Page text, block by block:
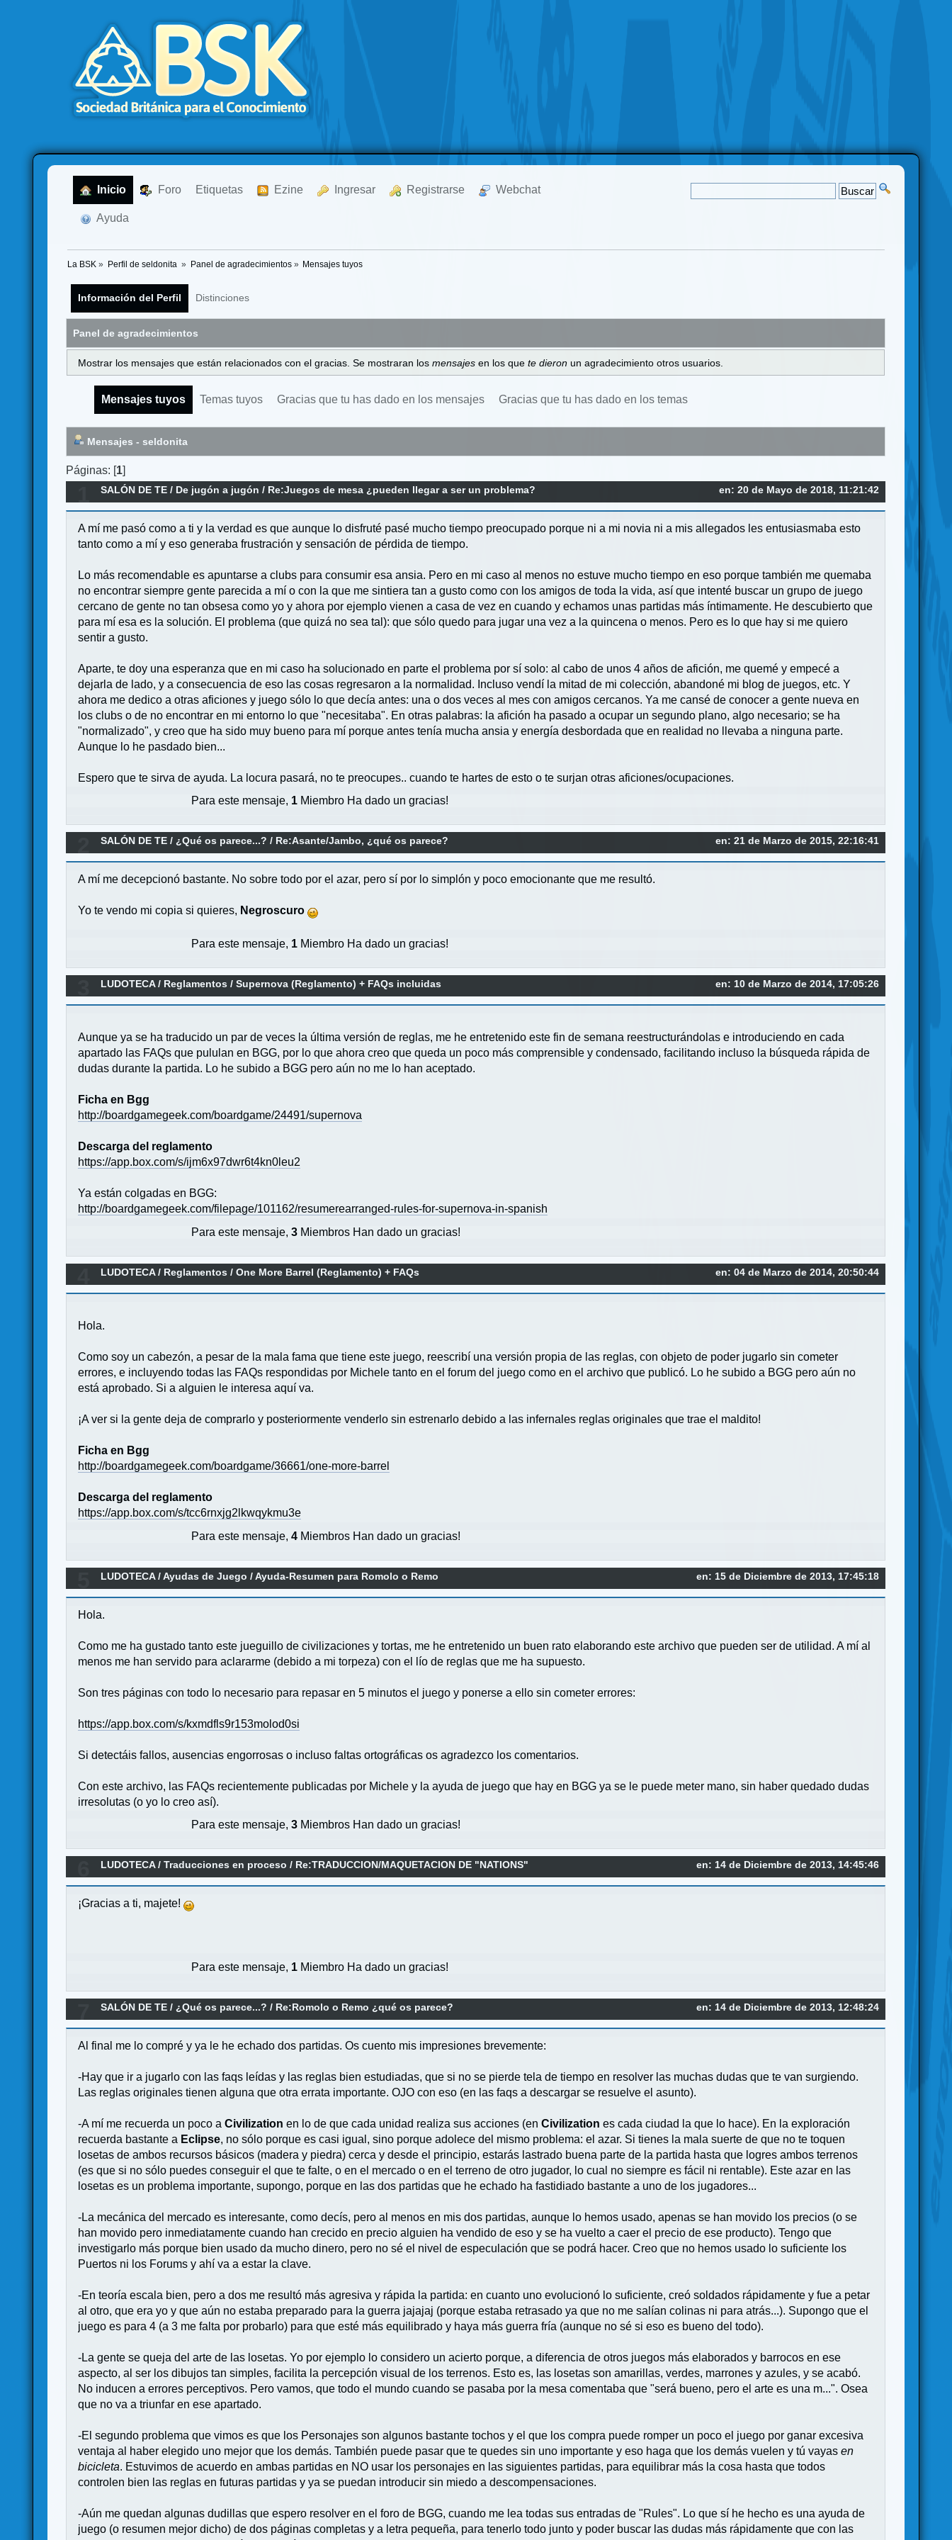
Inicio Foro Etiquetas Ezine Ingresar Registrarse Webchat
Ayuda
La BSK » Perfil de seldonita » Panel de agradecimientos» Mensajes tuyos
Información del Perfil Distinciones
Panel de agradecimientos
Mostrar los mensajes que están relacionados con el gracias. Se mostraran los mensajes en los que te dieron un agradecimiento otros usuarios.
Mensajes tuyos Temas tuyos Gracias que tu has dado en los mensajes Gracias que tu has dado en los temas
Mensajes - seldonita
Páginas: [1]
en: 20 de Mayo de 2018, 11:21:42
SALÓN DE TE / De jugón a jugón / Re:Juegos de mesa ¿pueden llegar a ser un problema?
A mí me pasó como a ti y la verdad es que aunque lo disfruté pasé mucho tiempo preocupado porque ni a mi novia ni a mis allegados les entusiasmaba esto
tanto como a mí y eso generaba frustración y sensación de pérdida de tiempo.
Lo más recomendable es apuntarse a clubs para consumir esa ansia. Pero en mi caso al menos no estuve mucho tiempo en eso porque también me quemaba
no encontrar siempre gente parecida a mí o con la que me sintiera tan a gusto como con los amigos de toda la vida, así que intenté buscar un grupo de juego
cercano de gente no tan obsesa como yo y ahora por ejemplo vienen a casa de vez en cuando y echamos unas partidas más íntimamente. He descubierto que
para mí esa es la solución. El problema (que quizá no sea tal): que sólo quedo para jugar una vez a la quincena o menos. Pero es lo que hay si me quiero
sentir a gusto.
Aparte, te doy una esperanza que en mi caso ha solucionado en parte el problema por sí solo: al cabo de unos 4 años de afición, me quemé y empecé a
dejarla de lado, y a consecuencia de eso las cosas regresaron a la normalidad. Incluso vendí la mitad de mi colección, abandoné mi blog de juegos, etc. Y
ahora me dedico a otras aficiones y juego sólo lo que decía antes: una o dos veces al mes con amigos cercanos. Ya me cansé de conocer a gente nueva en
los clubs o de no encontrar en mi entorno lo que "necesitaba". En otras palabras: la afición ha pasado a ocupar un segundo plano, algo necesario; se ha
"normalizado", y creo que ha sido muy bueno para mí porque antes tenía mucha ansia y energía desbordada que en realidad no llevaba a ninguna parte.
Aunque lo he pasdado bien...
Espero que te sirva de ayuda. La locura pasará, no te preocupes.. cuando te hartes de esto o te surjan otras aficiones/ocupaciones.
Para este mensaje, 1 Miembro Ha dado un gracias!
en: 21 de Marzo de 2015, 22:16:41
SALÓN DE TE /¿Qué os parece...? / Re:Asante/Jambo, ¿qué os parece?
A mí me decepcionó bastante. No sobre todo por el azar, pero sí por lo simplón y poco emocionante que me resultó.
Yo te vendo mi copia si quieres, Negroscuro
Para este mensaje, 1 Miembro Ha dado un gracias!
en: 10 de Marzo de 2014, 17:05:26
LUDOTECA/ Reglamentos /Supernova (Reglamento) + FAQs incluidas
Aunque ya se ha traducido un par de veces la última versión de reglas, me he entretenido este fin de semana reestructurándolas e introduciendo en cada
apartado las FAQs que pululan en BGG, por lo que ahora creo que queda un poco más comprensible y condensado, facilitando incluso la búsqueda rápida de
dudas durante la partida. Lo he subido a BGG pero aún no me lo han aceptado.
Ficha en Bgg
http://boardgamegeek.com/boardgame/24491/supernova
Descarga del reglamento
https://app.box.com/s/ijm6x97dwr6t4kn0leu2
Ya están colgadas en BGG:
http://boardgamegeek.com/filepage/101162/resumerearranged-rules-for-supernova-in-spanish
Para este mensaje,3 Miembros Han dado un gracias!
en: 04 de Marzo de 2014, 20:50:44
LUDOTECA/ Reglamentos /One More Barrel (Reglamento) + FAQs
Hola.
Como soy un cabezón, a pesar de la mala fama que tiene este juego, reescribí una versión propia de las reglas, con objeto de poder jugarlo sin cometer
errores, e incluyendo todas las FAQs respondidas por Michele tanto en el forum del juego como en el archivo que publicó. Lo he subido a BGG pero aún no
está aprobado. Si a alguien le interesa aquí va.
¡A ver si la gente deja de comprarlo y posteriormente venderlo sin estrenarlo debido a las infernales reglas originales que trae el maldito!
Ficha en Bgg
http://boardgamegeek.com/boardgame/36661/one-more-barrel
Descarga del reglamento
https://app.box.com/s/tcc6rnxjg2lkwqykmu3e
Para este mensaje,4 Miembros Han dado un gracias!
en: 15 de Diciembre de 2013, 17:45:18
LUDOTECA/Ayudas de Juego /Ayuda-Resumen para Romolo o Remo
Hola.
Como me ha gustado tanto este jueguillo de civilizaciones y tortas, me he entretenido un buen rato elaborando este archivo que pueden ser de utilidad. A mí al
menos me han servido para aclararme (debido a mi torpeza) con el lío de reglas que me ha supuesto.
Son tres páginas con todo lo necesario para repasar en 5 minutos el juego y ponerse a ello sin cometer errores:
https://app.box.com/s/kxmdfls9r153molod0si
Si detectáis fallos, ausencias engorrosas o incluso faltas ortográficas os agradezco los comentarios.
Con este archivo, las FAQs recientemente publicadas por Michele y la ayuda de juego que hay en BGG ya se le puede meter mano, sin haber quedado dudas
irresolutas (o yo lo creo así).
Para este mensaje,3 Miembros Han dado un gracias!
en: 14 de Diciembre de 2013, 14:45:46
LUDOTECA/Traducciones en proceso / Re:TRADUCCION/MAQUETACION DE "NATIONS"
¡Gracias a ti, majete!
Para este mensaje, 1 Miembro Ha dado un gracias!
en: 14 de Diciembre de 2013, 12:48:24
SALÓN DE TE /¿Qué os parece...? / Re:Romolo o Remo ¿qué os parece?
Al final me lo compré y ya le he echado dos partidas. Os cuento mis impresiones brevemente:
-Hay que ir a jugarlo con las faqs leídas y las reglas bien estudiadas, que si no se pierde tela de tiempo en resolver las muchas dudas que te van surgiendo.
Las reglas originales tienen alguna que otra errata importante. OJO con eso (en las faqs a descargar se resuelve el asunto).
-A mí me recuerda un poco aCivilizationen lo de que cada unidad realiza sus acciones (enCivilization es cada ciudad la que lo hace). En la exploración
recuerda bastante a Eclipse, no sólo porque es casi igual, sino porque adolece del mismo problema: el azar. Si tienes la mala suerte de que no te toquen
losetas de ambos recursos básicos (madera y piedra) cerca y desde el principio, estarás lastrado buena parte de la partida hasta que logres ambos terrenos
(es que si no sólo puedes conseguir el que te falte, o en el mercado o en el terreno de otro jugador, lo cual no siempre es fácil ni rentable). Este azar en las
losetas es un problema importante, supongo, porque en las dos partidas que he echado ha fastidiado bastante a uno de los jugadores...
-La mecánica del mercado es interesante, como decís, pero al menos en mis dos partidas, aunque lo hemos usado, apenas se han movido los precios (o se
han movido pero inmediatamente cuando han crecido en precio alguien ha vendido de eso y se ha vuelto a caer el precio de ese producto). Tengo que
investigarlo más porque bien usado da mucho dinero, pero no sé el nivel de especulación que se podrá hacer. Creo que no hemos usado lo suficiente los
Puertos ni los Forums y ahí va a estar la clave.
-En teoría escala bien, pero a dos me resultó más agresiva y rápida la partida: en cuanto uno evolucionó lo suficiente, creó soldados rápidamente y fue a petar
al otro, que era yo y que aún no estaba preparado para la guerra jajajaj (porque estaba retrasado ya que no me salían colinas ni para atrás...). Supongo que el
juego es para 4 (a 3 me falta por probarlo) para que esté más equilibrado y haya más guerra fría (aunque no sé si eso es bueno del todo).
-La gente se queja del arte de las losetas. Yo por ejemplo lo considero un acierto porque, a diferencia de otros juegos más elaborados y barrocos en ese
aspecto, al ser los dibujos tan simples, facilita la percepción visual de los terrenos. Esto es, las losetas son amarillas, verdes, marrones y azules, y se acabó.
No inducen a errores perceptivos. Pero vamos, que todo el mundo cuando se pasaba por la mesa comentaba que "será bueno, pero el arte es una m...". Osea
que no va a triunfar en ese apartado.
-El segundo problema que vimos es que los Personajes son algunos bastante tochos y el que los compra puede romper un poco el juego por ganar excesiva
ventaja al haber elegido uno mejor que los demás. También puede pasar que te quedes sin uno importante y eso haga que los demás vuelen y tú vayasen
bicicleta. Estuvimos de acuerdo en ambas partidas en NO usar los personajes en las siguientes partidas, para equilibrar más la cosa hasta que todos
controlen bien las reglas en futuras partidas y ya se puedan introducir sin miedo a descompensaciones.
-Aún me quedan algunas dudillas que espero resolver en el foro de BGG, cuando me lea todas sus entradas de "Rules". Lo que sí he hecho es una ayuda de
juego (o resumen mejor dicho) de dos páginas completas y a letra pequeña, para tenerlo todo junto y poder buscar las dudas más rápidamente que con las